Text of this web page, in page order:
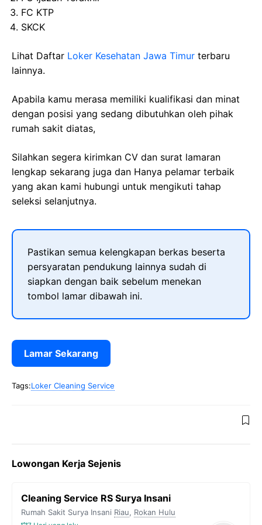
FC KTP
SKCK
Lihat Daftar Loker Kesehatan Jawa Timur terbaru
lainnya.
Apabila kamu merasa memiliki kualifikasi dan minat
dengan posisi yang sedang dibutuhkan oleh pihak
rumah sakit diatas,
Silahkan segera kirimkan CV dan surat lamaran
lengkap sekarang juga dan Hanya pelamar terbaik
yang akan kami hubungi untuk mengikuti tahap
seleksi selanjutnya.
Pastikan semua kelengkapan berkas beserta
persyaratan pendukung lainnya sudah di
siapkan dengan baik sebelum menekan
tombol lamar dibawah ini.
Lamar Sekarang
Tags:Loker Cleaning Service
Lowongan Kerja Sejenis
Cleaning Service RS Surya Insani
Rumah Sakit Surya Insani Riau, Rokan Hulu